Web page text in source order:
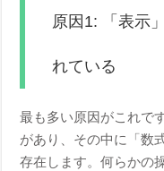
原因1: 「表示
れている
最も多い原因がこれで
があり、その中に「数
存在します。何らかの